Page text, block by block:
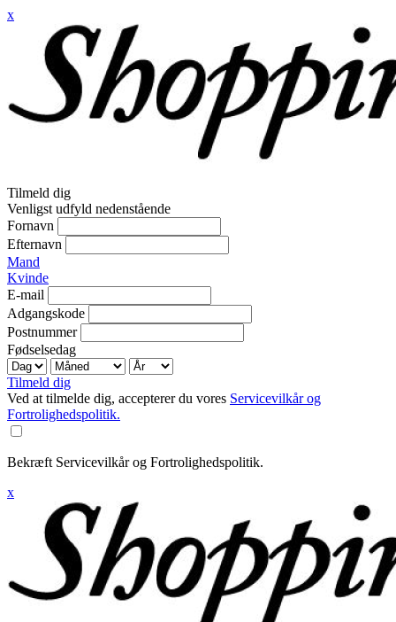
x
Tilmeld dig
Venligst udfyld nedenstående
Fornavn
Efternavn
Mand
Kvinde
E-mail
Adgangskode
Postnummer
Fødselsedag
Tilmeld dig
Ved at tilmelde dig, accepterer du vores Servicevilkår og
Fortrolighedspolitik.
Bekræft Servicevilkår og Fortrolighedspolitik.
x